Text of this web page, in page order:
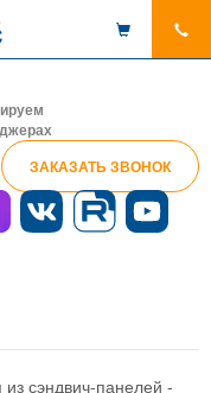
ЗАКАЗАТЬ ЗВОНОК
сэндвич-панелей -